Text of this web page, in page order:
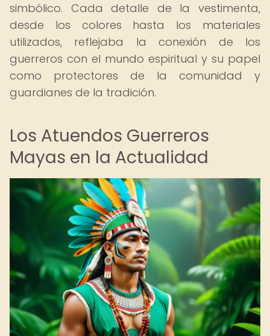
simbólico. Cada detalle de la vestimenta,
desde los colores hasta los materiales
utilizados, reflejaba la conexión de los
guerreros con el mundo espiritual y su papel
como protectores de la comunidad y
guardianes de la tradición.
Los Atuendos Guerreros
Mayas en la Actualidad